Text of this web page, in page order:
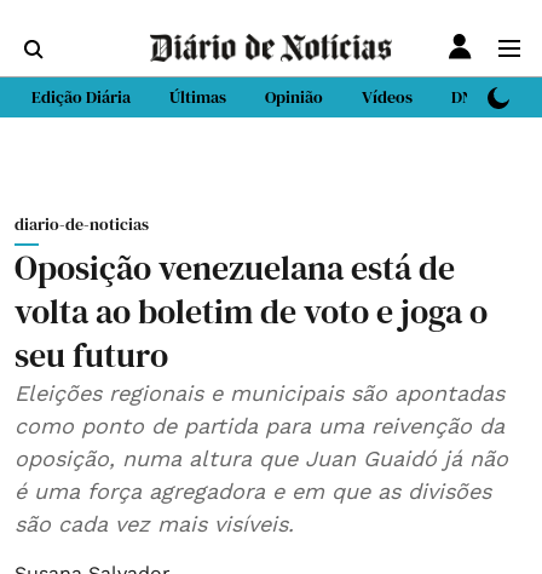
Edição Diária Últimas Opinião Vídeos DN Sport
diario-de-noticias
Oposição venezuelana está de
volta ao boletim de voto e joga o
seu futuro
Eleições regionais e municipais são apontadas
como ponto de partida para uma reivenção da
oposição, numa altura que Juan Guaidó já não
é uma força agregadora e em que as divisões
são cada vez mais visíveis.